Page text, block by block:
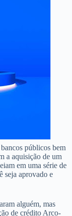
públicos bem
a aquisição de um
em uma série de
seja aprovado e
alguém, mas
de crédito Arco-